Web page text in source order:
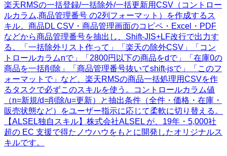
楽天RMSの一括登録/一括除外/一括更新用CSV（コントロー
ルカラム,商品管理番号 の2列フォーマット）を作成するス
キル。商品DL CSV・商品管理画面のコピペ・Excel・PDF
などから商品管理番号を抽出し、Shift-JIS+LF改行で出力す
る。「一括除外リスト作って」「楽天の除外CSV」「コン
トロールカラムnで」「2800円以下の商品をdで」「在庫0の
商品を一括削除」「商品管理番号抜いてshift-jsで」「このフ
ォーマットで」など、楽天RMSの商品一括処理用CSVを作
るタスクで必ずこのスキルを使う。コントロールカラム値
（n=新規/d=削除/u=更新）と抽出条件（全件・価格・在庫・
販売状態など）をユーザー指示に応じて柔軟に切り替える。
【ALSEL独自スキル】株式会社ALSEL が、19年・5,000社
超の EC 支援で得たノウハウをもとに開発したオリジナルス
キルです。